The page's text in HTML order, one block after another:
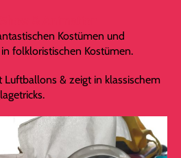
Bessunger Forst bei DA
Kostümen und
folkloristischen Kostümen.
Luftballons & zeigt in klassischem